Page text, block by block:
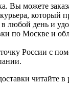
Вы можете
который
любой день и
по Москве и
России с
читайте в